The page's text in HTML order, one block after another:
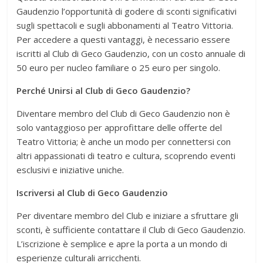
Gaudenzio l’opportunità di godere di sconti significativi
sugli spettacoli e sugli abbonamenti al Teatro Vittoria.
Per accedere a questi vantaggi, è necessario essere
iscritti al Club di Geco Gaudenzio, con un costo annuale di
50 euro per nucleo familiare o 25 euro per singolo.
Perché Unirsi al Club di Geco Gaudenzio?
Diventare membro del Club di Geco Gaudenzio non è
solo vantaggioso per approfittare delle offerte del
Teatro Vittoria; è anche un modo per connettersi con
altri appassionati di teatro e cultura, scoprendo eventi
esclusivi e iniziative uniche.
Iscriversi al Club di Geco Gaudenzio
Per diventare membro del Club e iniziare a sfruttare gli
sconti, è sufficiente contattare il Club di Geco Gaudenzio.
L’iscrizione è semplice e apre la porta a un mondo di
esperienze culturali arricchenti.